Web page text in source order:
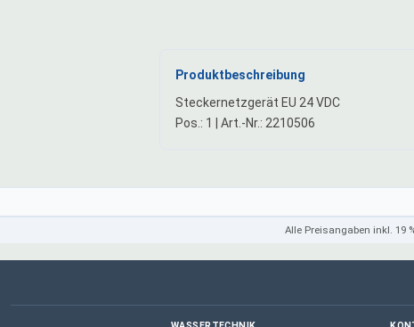
Produktbeschreibung
Steckernetzgerät EU 24 VDC
Pos.: 1 | Art.-Nr.: 2210506
Alle Preisangaben inkl. 19